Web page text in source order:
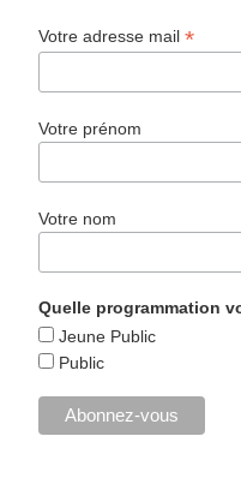
Votre adresse mail*
Votre prénom
Votre nom
Quelle programmation
Jeune Public
Public